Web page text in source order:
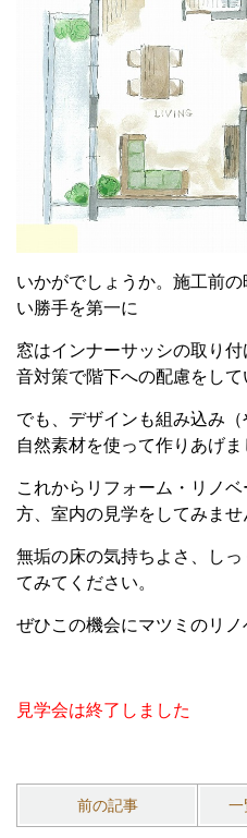
いかがでしょうか。施工前
い勝手を第一に
窓はインナーサッシの取り
音対策で階下への配慮をして
でも、デザインも組み込み
自然素材を使って作りあげま
これからリフォーム・リノ
方、室内の見学をしてみませ
無垢の床の気持ちよさ、し
てみてください。
ぜひこの機会にマツミのリノ
見学会は終了しました
前の記事 一